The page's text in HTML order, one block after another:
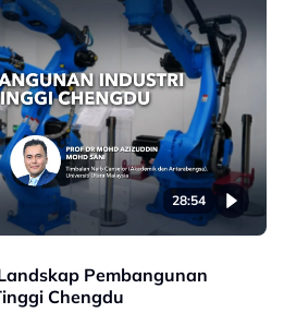
28:54
Pembangunan
Chengdu